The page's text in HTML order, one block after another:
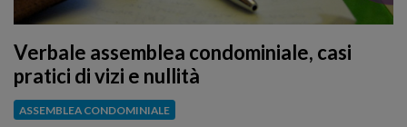
Verbale assemblea condominiale, casi
pratici di vizi e nullità
ASSEMBLEA CONDOMINIALE